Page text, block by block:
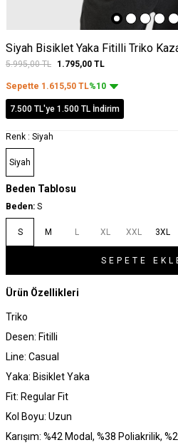
Siyah Bisiklet Yaka Fitilli Triko
5.995,00TL 1.795,00 TL
Sepette 1.615,50 TL%10
7.500 TL'ye 1.500 TL İndirim
Renk : Siyah
Siyah
Beden Tablosu
Beden: S
S M L XL XXL 3XL
SEPETE
Ürün Özellikleri
Triko
Desen: Fitilli
Line: Casual
Yaka: Bisiklet Yaka
Fit: Regular Fit
Kol Boyu: Uzun
Karışım: %42 Modal, %38 Poliakrilik,